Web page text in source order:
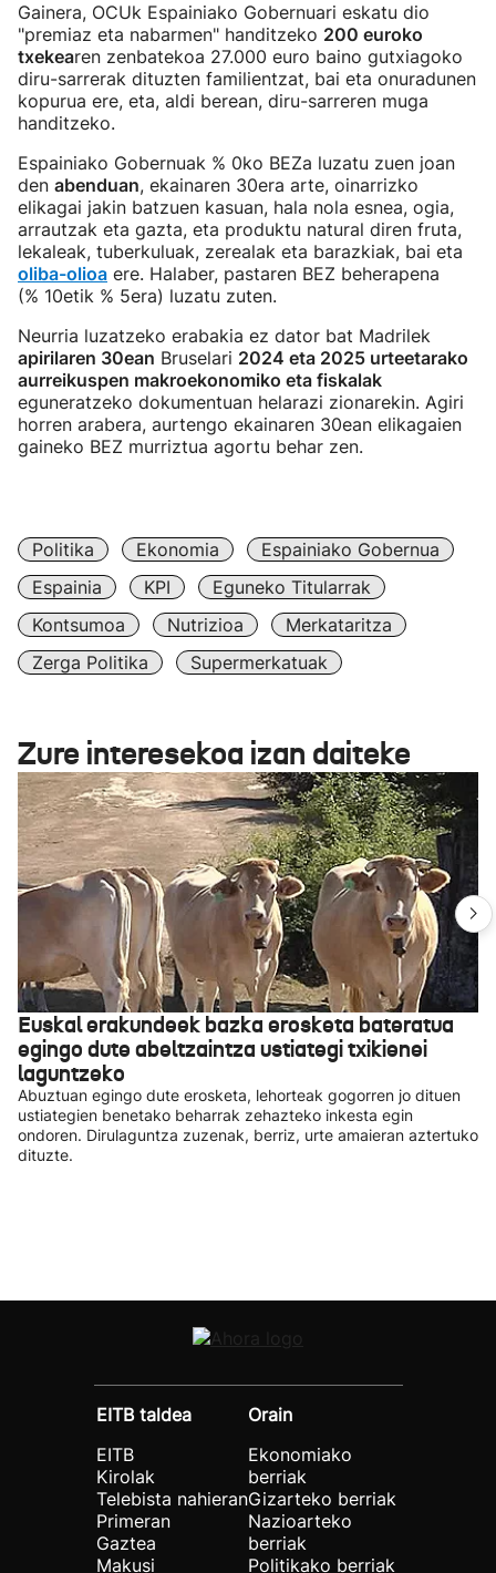
Gainera, OCUk Espainiako Gobernuari eskatu dio
"premiaz eta nabarmen" handitzeko 200 euroko
txekearen zenbatekoa 27.000 euro baino gutxiagoko
diru-sarrerak dituzten familientzat, bai eta onuradunen
kopurua ere, eta, aldi berean, diru-sarreren muga
handitzeko.
Espainiako Gobernuak % 0ko BEZa luzatu zuen joan
den abenduan, ekainaren 30era arte, oinarrizko
elikagai jakin batzuen kasuan, hala nola esnea, ogia,
arrautzak eta gazta, eta produktu natural diren fruta,
lekaleak, tuberkuluak, zerealak eta barazkiak, bai eta
oliba-olioa ere. Halaber, pastaren BEZ beherapena
(% 10etik % 5era) luzatu zuten.
Neurria luzatzeko erabakia ez dator bat Madrilek
apirilaren 30ean Bruselari 2024 eta 2025 urteetarako
aurreikuspen makroekonomiko eta fiskalak
eguneratzeko dokumentuan helarazi zionarekin. Agiri
horren arabera, aurtengo ekainaren 30ean elikagaien
gaineko BEZ murriztua agortu behar zen.
Politika Ekonomia
Espainiako Gobernua
Espainia
KPI
Eguneko Titularrak
Kontsumoa
Nutrizioa
Merkataritza
Zerga Politika
Supermerkatuak
Zure interesekoa izan daiteke
Euskal erakundeek bazka erosketa bateratua
egingo dute abeltzaintza ustiategi txikienei
laguntzeko
Abuztuan egingo dute erosketa, lehorteak gogorren jo dituen
ustiategien benetako beharrak zehazteko inkesta egin
ondoren. Dirulaguntza zuzenak, berriz, urte amaieran aztertuko
dituzte.
EITB taldea
EITB
Kirolak
Telebista nahieran
Primeran
Gaztea
Makusi
Orain
Ekonomiako
berriak
Gizarteko berriak
Nazioarteko
berriak
Politikako berriak